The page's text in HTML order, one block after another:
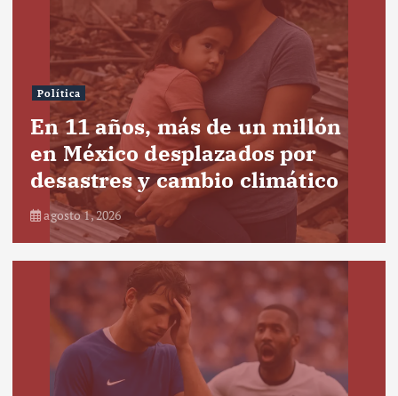
Política
En 11 años, más de un millón
en México desplazados por
desastres y cambio climático
agosto 1, 2026